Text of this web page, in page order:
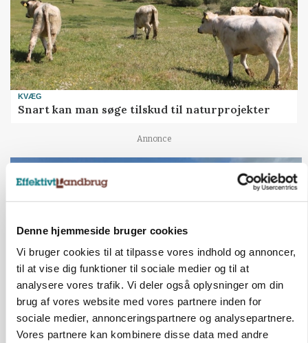
Denne hjemmeside bruger cookies
Vi bruger cookies til at tilpasse vores indhold og annoncer,
til at vise dig funktioner til sociale medier og til at
analysere vores trafik. Vi deler også oplysninger om din
brug af vores website med vores partnere inden for
sociale medier, annonceringspartnere og analysepartnere.
Vores partnere kan kombinere disse data med andre
KVÆG
Snart kan man søge tilskud til naturprojekter
Annonce
Før såmaskinen kører: Her er efterårets største
Annonce
Loading...